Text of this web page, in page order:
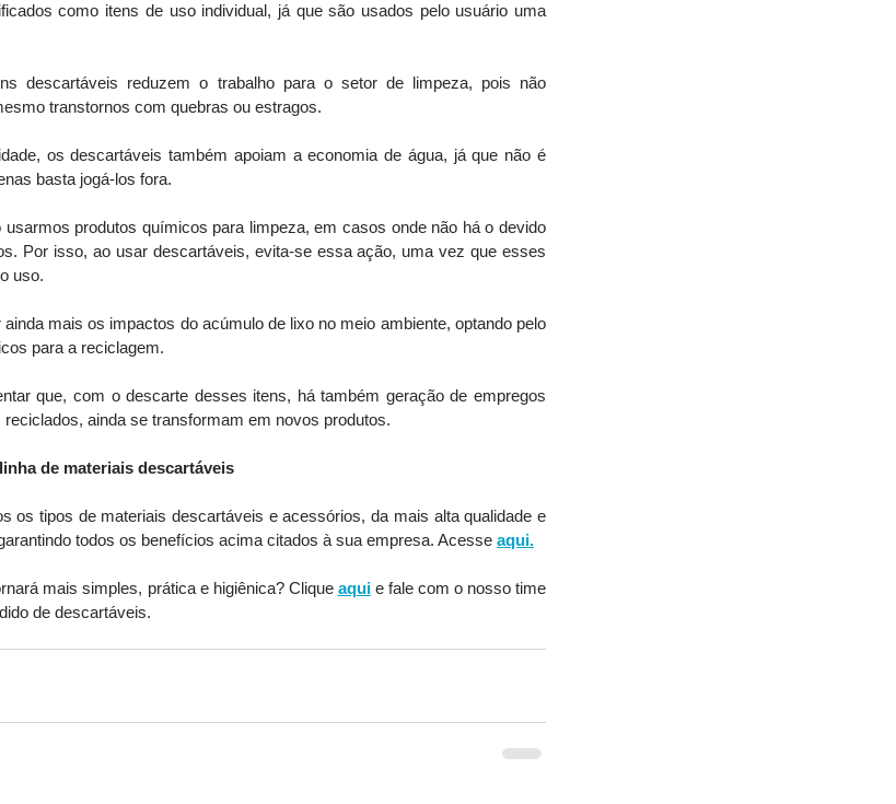
como itens de uso individual, já que são usados pelo usuário uma
descartáveis reduzem o trabalho para o setor de limpeza, pois não
transtornos com quebras ou estragos.
os descartáveis também apoiam a economia de água, já que não é
basta jogá-los fora.
usarmos produtos químicos para limpeza, em casos onde não há o devido
Por isso, ao usar descartáveis, evita-se essa ação, uma vez que esses
uso.
mais os impactos do acúmulo de lixo no meio ambiente, optando pelo
para a reciclagem.
que, com o descarte desses itens, há também geração de empregos
ainda se transformam em novos produtos.
de materiais descartáveis
os tipos de materiais descartáveis e acessórios, da mais alta qualidade e
todos os benefícios acima citados à sua empresa. Acesse aqui.
mais simples, prática e higiênica? Clique aqui e fale com o nosso time
de descartáveis.